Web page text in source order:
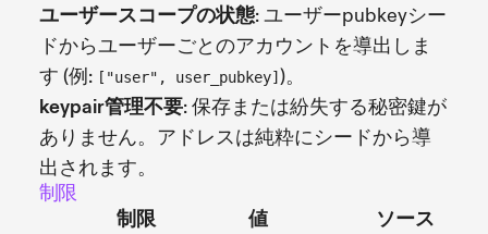
ユーザースコープの状態: ユーザーpubkeyシー
ドからユーザーごとのアカウントを導出しま
す (例: ["user", user_pubkey] )。
keypair管理不要: 保存または紛失する秘密鍵が
ありません。アドレスは純粋にシードから導
出されます。
制限
制限
値
ソース